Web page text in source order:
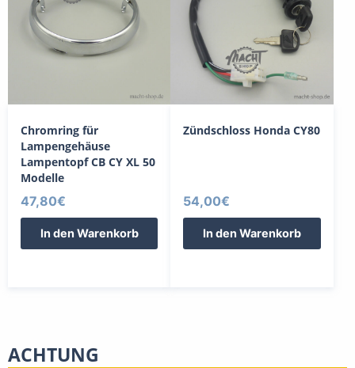
Chromring für
Lampengehäuse
Lampentopf CB CY XL 50
Modelle
47,80€
In den Warenkorb
Zündschloss Honda CY80
54,00€
In den Warenkorb
ACHTUNG